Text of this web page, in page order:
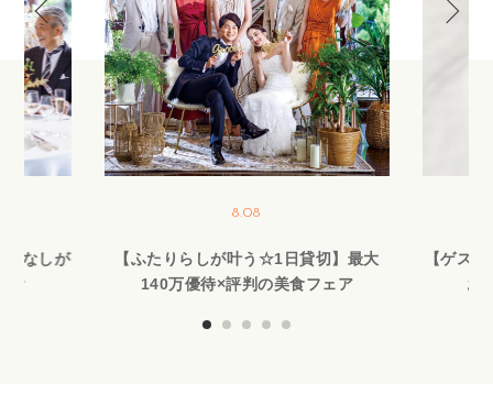
てなしが
食
8.08
【ふたりらしが叶う☆1日貸切】最大
140万優待×評判の美食フェア
【ゲス
お